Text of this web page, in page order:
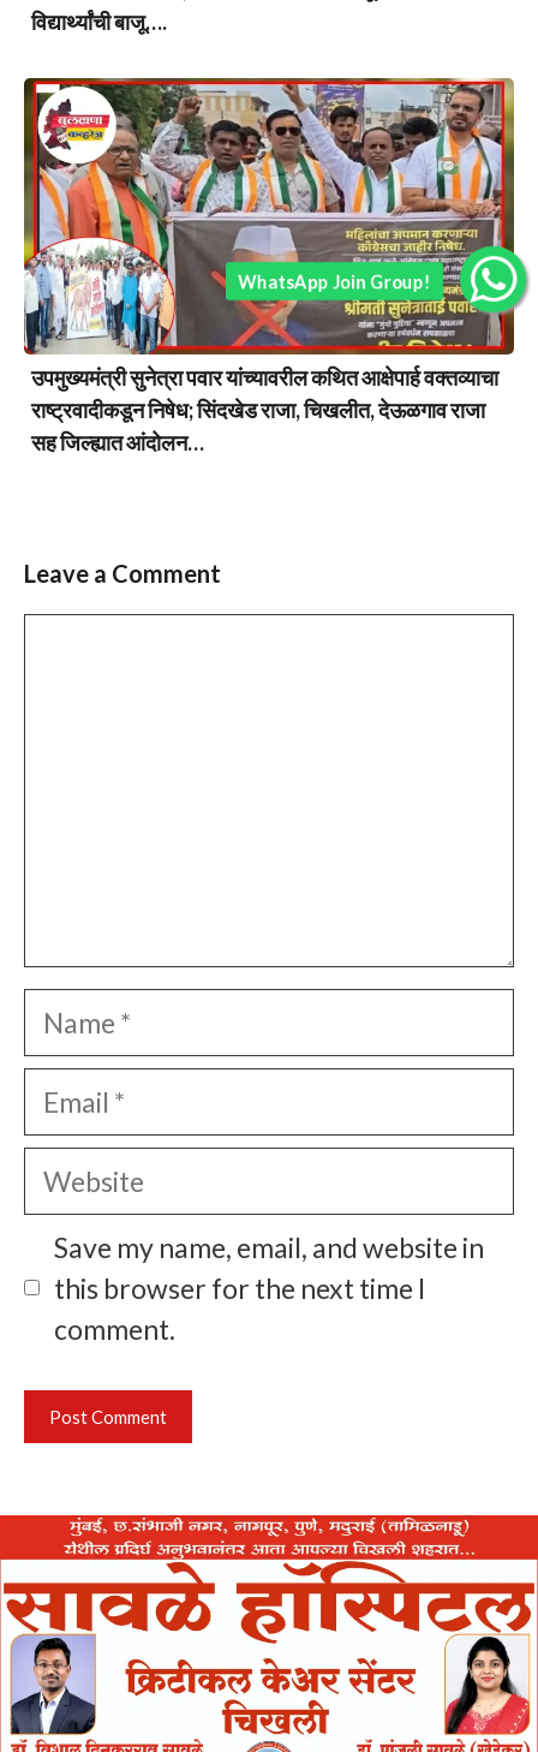
विद्यार्थ्यांची बाजू….
उपमुख्यमंत्री सुनेत्रा पवार यांच्यावरील कथित आक्षेपार्ह वक्तव्याचा
राष्ट्रवादीकडून निषेध; सिंदखेड राजा, चिखलीत, देऊळगाव राजा
सह जिल्ह्यात आंदोलन…
Leave a Comment
Name
Email
Website
Save my name, email, and website in
this browser for the next time I
comment.
WhatsApp Join Group!